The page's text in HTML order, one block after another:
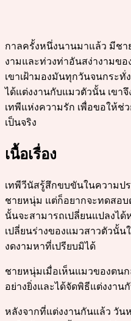
กาลครั้งหนึ่งนานมาแล้ว มีช
งามและท่วงท่าอันสง่างามขอ
เขาเฝ้ามองมันทุกวันจนกระทั่
ได้แต่งงานกับแมวตัวนั้น เขา
เทพีแห่งความรัก เพื่อขอให้ช่
เป็นจริง
เนื้อเรื่อง
เทพีวีนัสรู้สึกขบขันในความป
ชายหนุ่ม แต่ก็อยากจะทดสอ
นั้นจะสามารถเปลี่ยนแปลงได้
เปลี่ยนร่างของแมวสาวตัวนั้
งดงามหาที่เปรียบมิได้
ชายหนุ่มเมื่อเห็นแมวของตน
อย่างยิ่งและได้จัดพิธีแต่งงาน
หลังจากที่แต่งงานกันแล้ว วั